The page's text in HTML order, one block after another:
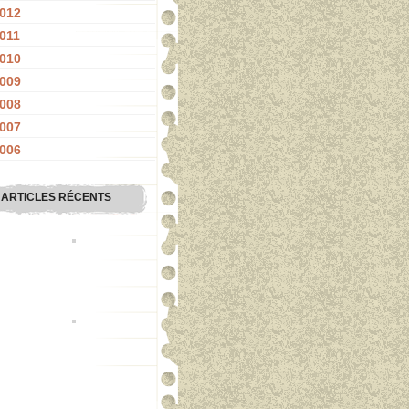
ARTICLES RÉCENTS